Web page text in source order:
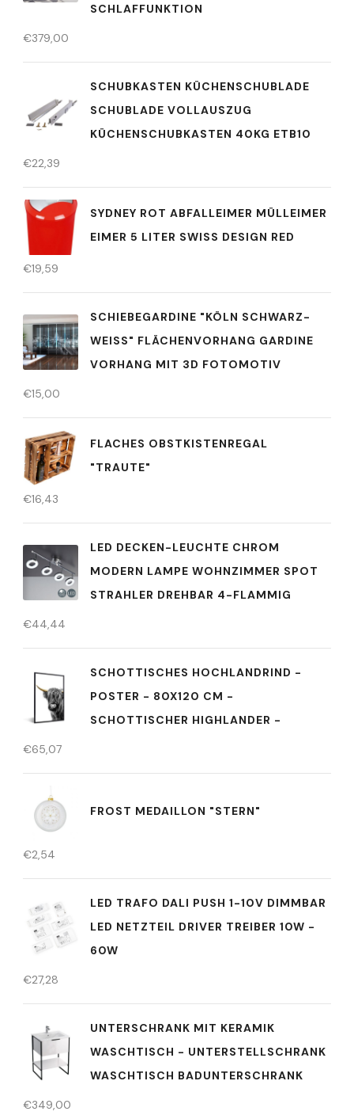
SCHLAFFUNKTION
€379,00
SCHUBKASTEN KÜCHENSCHUBLADE
SCHUBLADE VOLLAUSZUG
KÜCHENSCHUBKASTEN 40KG ETB10
€22,39
SYDNEY ROT ABFALLEIMER MÜLLEIMER
EIMER 5 LITER SWISS DESIGN RED
€19,59
SCHIEBEGARDINE "KÖLN SCHWARZ-
WEISS" FLÄCHENVORHANG GARDINE
VORHANG MIT 3D FOTOMOTIV
€15,00
FLACHES OBSTKISTENREGAL
"TRAUTE"
€16,43
LED DECKEN-LEUCHTE CHROM
MODERN LAMPE WOHNZIMMER SPOT
STRAHLER DREHBAR 4-FLAMMIG
€44,44
SCHOTTISCHES HOCHLANDRIND -
POSTER - 80X120 CM -
SCHOTTISCHER HIGHLANDER -
€65,07
FROST MEDAILLON "STERN"
€2,54
LED TRAFO DALI PUSH 1-10V DIMMBAR
LED NETZTEIL DRIVER TREIBER 10W -
60W
€27,28
UNTERSCHRANK MIT KERAMIK
WASCHTISCH - UNTERSTELLSCHRANK
WASCHTISCH BADUNTERSCHRANK
€349,00